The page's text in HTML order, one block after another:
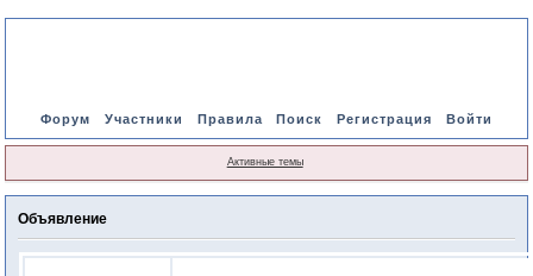
Форум Участники Правила Поиск Регистрация Войти
Активные темы
Объявление